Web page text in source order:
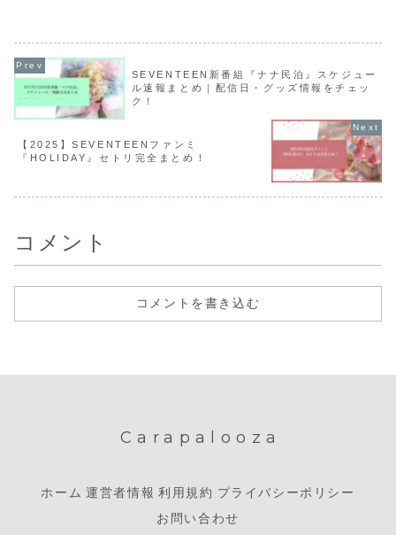
SEVENTEEN新番組『ナナ民泊』スケジュー
ル速報まとめ｜配信日・グッズ情報をチェッ
ク！
【2025】SEVENTEENファンミ
『HOLIDAY』セトリ完全まとめ！
コメント
コメントを書き込む
Carapalooza
ホーム 運営者情報 利用規約 プライバシーポリシー
お問い合わせ